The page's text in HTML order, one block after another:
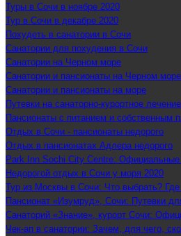
Туры в Сочи в ноябре 2020
Тур в Сочи в декабре 2020
Похудеть в санатории в Сочи
Санатории для похудения в Сочи
Санатории на Черном море
Санатории и пансионаты на Черном море
Санатории и пансионаты на море
Путевки на санаторно-курортное лечение
Пансионаты с питанием и собственным
Отдых в Сочи - пансионаты недорого
Отдых в пансионатах Адлера недорого
Park Inn Sochi City Centre:
Недорогой отдых в Сочи у моря 2020
Тур из Москвы в Сочи: Что выбрать? Где
Пансионат «Изумруд», Сочи: Путевки
Санаторий «Знание», курорт Сочи:
Чек-ап в санатории: Зачем, для чего,